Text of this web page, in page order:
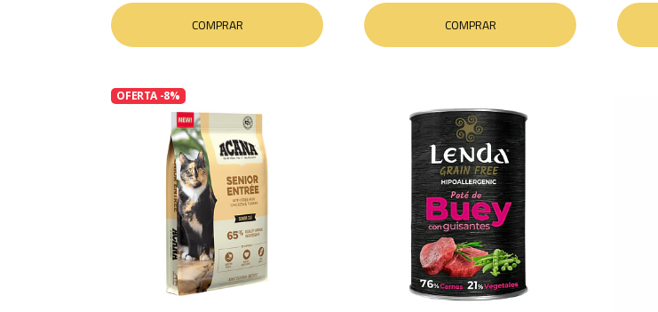
COMPRAR COMPRAR
OFERTA -8%